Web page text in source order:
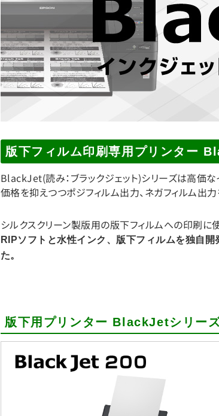
版下フィルム印刷専用プリンター
BlackJet(読み：ブラックジェット)シリーズは高価
価格を抑えつつポジフィルム出力、ネガフィルム出
シルクスクリーン製版用の版下フィルムへの印刷に
RIPソフトと水性インク、版下フィルムを独自
た。
版下用プリンター BlackJetシリー